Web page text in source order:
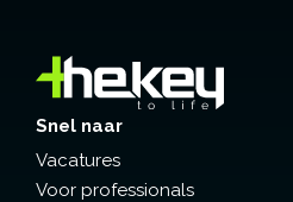
Snel naar
Vacatures
Voor professionals